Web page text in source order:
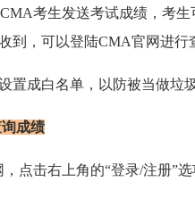
考生发送考试成绩，考
到，可以登陆CMA官网进行
置成白名单，以防被当做垃
成绩
点击右上角的“登录/注册”